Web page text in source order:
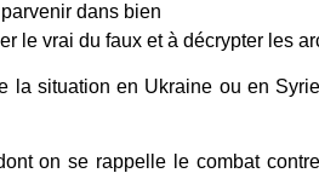
dans bien
le vrai du faux et à décrypter les
la situation en Ukraine ou en
on se rappelle le combat